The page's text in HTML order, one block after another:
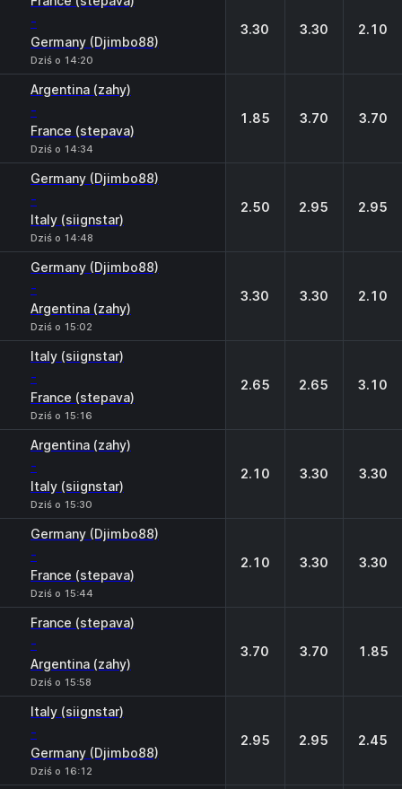
-
Germany (Djimbo88)
Dziś o 14:20
3.30 3.30 2.10
Argentina (zahy)
-
France (stepava)
Dziś o 14:34
1.85 3.70 3.70
Germany (Djimbo88)
-
Italy (siignstar)
Dziś o 14:48
2.50 2.95 2.95
Germany (Djimbo88)
-
Argentina (zahy)
Dziś o 15:02
3.30 3.30 2.10
Italy (siignstar)
-
France (stepava)
Dziś o 15:16
2.65 2.65 3.10
Argentina (zahy)
-
Italy (siignstar)
Dziś o 15:30
2.10 3.30 3.30
Germany (Djimbo88)
-
France (stepava)
Dziś o 15:44
2.10 3.30 3.30
France (stepava)
-
Argentina (zahy)
Dziś o 15:58
3.70 3.70 1.85
Italy (siignstar)
-
Germany (Djimbo88)
Dziś o 16:12
2.95 2.95 2.45